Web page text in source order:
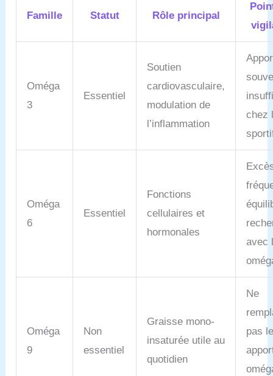
Famille Statut Rôle principal
Oméga
3
Essentiel
Soutien
cardiovasculaire,
modulation de
l’inflammation
chez
Oméga
6
Essentiel
Fonctions
cellulaires et
hormonales
avec
Oméga
9
Non
essentiel
Graisse mono-
insaturée utile au
quotidien
Ne
pas